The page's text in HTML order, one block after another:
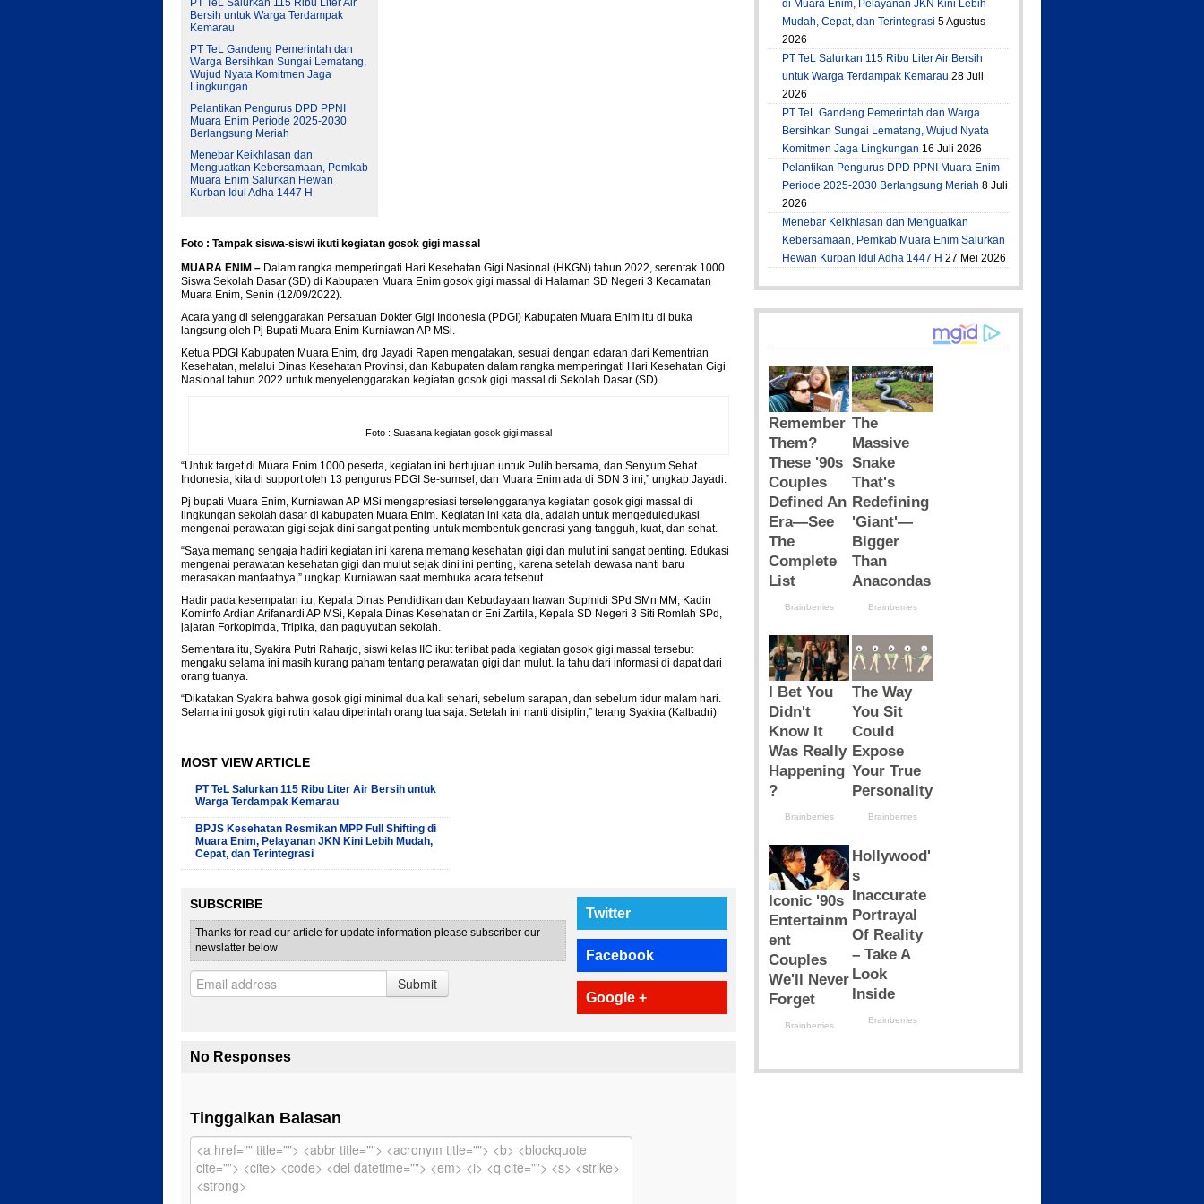
PT TeL Salurkan 115 Ribu Liter Air
Bersih untuk Warga Terdampak
Kemarau
PT TeL Gandeng Pemerintah dan
Warga Bersihkan Sungai Lematang,
Wujud Nyata Komitmen Jaga
Lingkungan
Pelantikan Pengurus DPD PPNI
Muara Enim Periode 2025-2030
Berlangsung Meriah
Menebar Keikhlasan dan
Menguatkan Kebersamaan, Pemkab
Muara Enim Salurkan Hewan
Kurban Idul Adha 1447 H
Foto : Tampak siswa-siswi ikuti kegiatan gosok gigi massal
MUARA ENIM – Dalam rangka memperingati Hari Kesehatan Gigi Nasional (HKGN) tahun 2022, serentak 1000
Siswa Sekolah Dasar (SD) di Kabupaten Muara Enim gosok gigi massal di Halaman SD Negeri 3 Kecamatan
Muara Enim, Senin (12/09/2022).
Acara yang di selenggarakan Persatuan Dokter Gigi Indonesia (PDGI) Kabupaten Muara Enim itu di buka
langsung oleh Pj Bupati Muara Enim Kurniawan AP MSi.
Ketua PDGI Kabupaten Muara Enim, drg Jayadi Rapen mengatakan, sesuai dengan edaran dari Kementrian
Kesehatan, melalui Dinas Kesehatan Provinsi, dan Kabupaten dalam rangka memperingati Hari Kesehatan Gigi
Nasional tahun 2022 untuk menyelenggarakan kegiatan gosok gigi massal di Sekolah Dasar (SD).
Foto : Suasana kegiatan gosok gigi massal
“Untuk target di Muara Enim 1000 peserta, kegiatan ini bertujuan untuk Pulih bersama, dan Senyum Sehat
Indonesia, kita di support oleh 13 pengurus PDGI Se-sumsel, dan Muara Enim ada di SDN 3 ini,” ungkap Jayadi.
Pj bupati Muara Enim, Kurniawan AP MSi mengapresiasi terselenggaranya kegiatan gosok gigi massal di
lingkungan sekolah dasar di kabupaten Muara Enim. Kegiatan ini kata dia, adalah untuk mengeduledukasi
mengenai perawatan gigi sejak dini sangat penting untuk membentuk generasi yang tangguh, kuat, dan sehat.
“Saya memang sengaja hadiri kegiatan ini karena memang kesehatan gigi dan mulut ini sangat penting. Edukasi
mengenai perawatan kesehatan gigi dan mulut sejak dini ini penting, karena setelah dewasa nanti baru
merasakan manfaatnya,” ungkap Kurniawan saat membuka acara tetsebut.
Hadir pada kesempatan itu, Kepala Dinas Pendidikan dan Kebudayaan Irawan Supmidi SPd SMn MM, Kadin
Kominfo Ardian Arifanardi AP MSi, Kepala Dinas Kesehatan dr Eni Zartila, Kepala SD Negeri 3 Siti Romlah SPd,
jajaran Forkopimda, Tripika, dan paguyuban sekolah.
Sementara itu, Syakira Putri Raharjo, siswi kelas IIC ikut terlibat pada kegiatan gosok gigi massal tersebut
mengaku selama ini masih kurang paham tentang perawatan gigi dan mulut. Ia tahu dari informasi di dapat dari
orang tuanya.
“Dikatakan Syakira bahwa gosok gigi minimal dua kali sehari, sebelum sarapan, dan sebelum tidur malam hari.
Selama ini gosok gigi rutin kalau diperintah orang tua saja. Setelah ini nanti disiplin,” terang Syakira (Kalbadri)
MOST VIEW ARTICLE
PT TeL Salurkan 115 Ribu Liter Air Bersih untuk
Warga Terdampak Kemarau
BPJS Kesehatan Resmikan MPP Full Shifting di
Muara Enim, Pelayanan JKN Kini Lebih Mudah,
Cepat, dan Terintegrasi
SUBSCRIBE
Thanks for read our article for update information please subscriber our
newslatter below
Submit
Twitter
Facebook
Google +
No Responses
Tinggalkan Balasan
di Muara Enim, Pelayanan JKN Kini Lebih
Mudah, Cepat, dan Terintegrasi 5 Agustus
2026
PT TeL Salurkan 115 Ribu Liter Air Bersih
untuk Warga Terdampak Kemarau 28 Juli
2026
PT TeL Gandeng Pemerintah dan Warga
Bersihkan Sungai Lematang, Wujud Nyata
Komitmen Jaga Lingkungan 16 Juli 2026
Pelantikan Pengurus DPD PPNI Muara Enim
Periode 2025-2030 Berlangsung Meriah 8 Juli
2026
Menebar Keikhlasan dan Menguatkan
Kebersamaan, Pemkab Muara Enim Salurkan
Hewan Kurban Idul Adha 1447 H 27 Mei 2026